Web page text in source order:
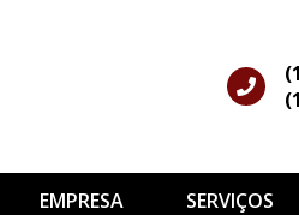
EMPRESA SERVIÇOS